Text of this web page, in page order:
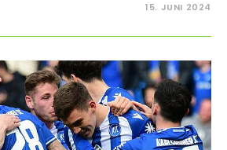
15. JUNI 2024